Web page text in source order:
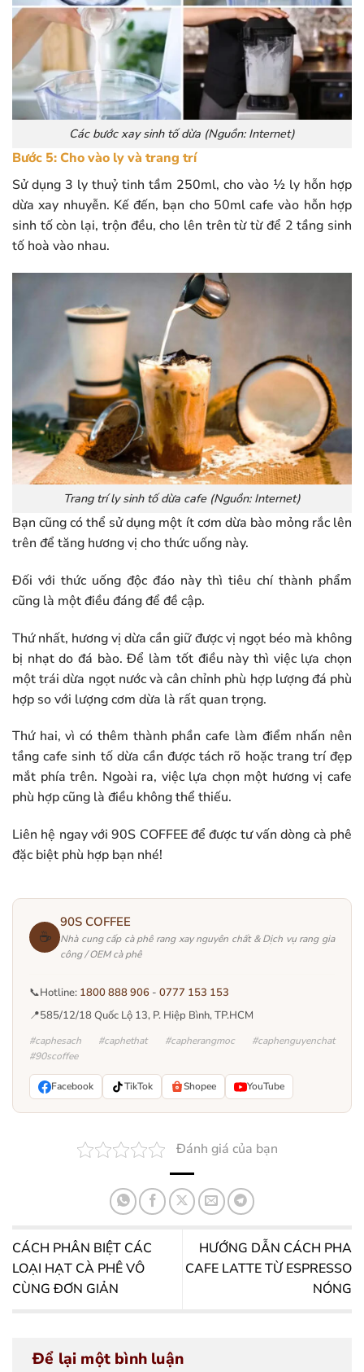
Các bước xay sinh tố dừa (Nguồn: Internet)
Bước 5: Cho vào ly và trang trí
Sử dụng 3 ly thuỷ tinh tầm 250ml, cho vào ½ ly hỗn hợp
dừa xay nhuyễn. Kế đến, bạn cho 50ml cafe vào hỗn hợp
sinh tố còn lại, trộn đều, cho lên trên từ từ để 2 tầng sinh
tố hoà vào nhau.
Trang trí ly sinh tố dừa cafe (Nguồn: Internet)
Bạn cũng có thể sử dụng một ít cơm dừa bào mỏng rắc lên
trên để tăng hương vị cho thức uống này.
Đối với thức uống độc đáo này thì tiêu chí thành phẩm
cũng là một điều đáng để đề cập.
Thứ nhất, hương vị dừa cần giữ được vị ngọt béo mà không
bị nhạt do đá bào. Để làm tốt điều này thì việc lựa chọn
một trái dừa ngọt nước và cân chỉnh phù hợp lượng đá phù
hợp so với lượng cơm dừa là rất quan trọng.
Thứ hai, vì có thêm thành phần cafe làm điểm nhấn nên
tầng cafe sinh tố dừa cần được tách rõ hoặc trang trí đẹp
mắt phía trên. Ngoài ra, việc lựa chọn một hương vị cafe
phù hợp cũng là điều không thể thiếu.
Liên hệ ngay với 90S COFFEE để được tư vấn dòng cà phê
đặc biệt phù hợp bạn nhé!
☕
90S COFFEE
Nhà cung cấp cà phê rang xay nguyên chất & Dịch vụ rang gia
công / OEM cà phê
📞Hotline: 1800 888 906 - 0777 153 153
📍585/12/18 Quốc Lộ 13, P. Hiệp Bình, TP.HCM
#caphesach #caphethat #capherangmoc #caphenguyenchat
#90scoffee
Facebook TikTok Shopee YouTube
Đánh giá của bạn
CÁCH PHÂN BIỆT CÁC
LOẠI HẠT CÀ PHÊ VÔ
CÙNG ĐƠN GIẢN
HƯỚNG DẪN CÁCH PHA
CAFE LATTE TỪ ESPRESSO
NÓNG
Để lại một bình luận